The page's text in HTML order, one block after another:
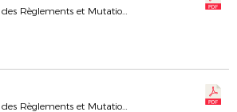
Commission Régionale des Règlements et Mutations
Commission Régionale des Règlements et Mutations